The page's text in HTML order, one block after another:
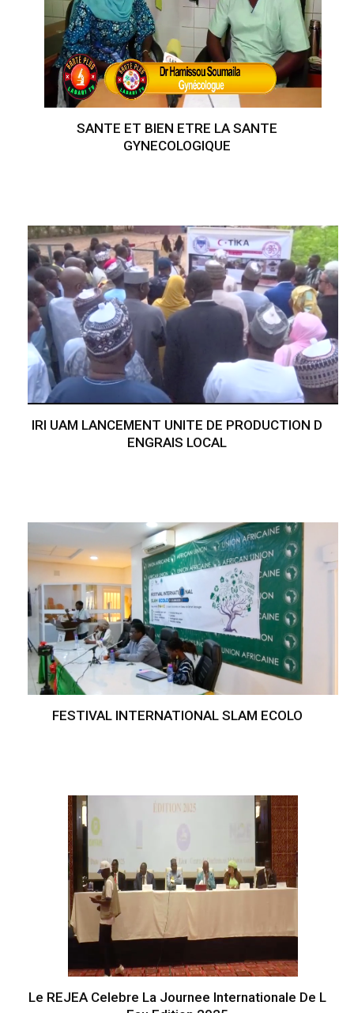
SANTE ET BIEN ETRE LA SANTE
GYNECOLOGIQUE
IRI UAM LANCEMENT UNITE DE PRODUCTION D
ENGRAIS LOCAL
FESTIVAL INTERNATIONAL SLAM ECOLO
Le REJEA Celebre La Journee Internationale De L